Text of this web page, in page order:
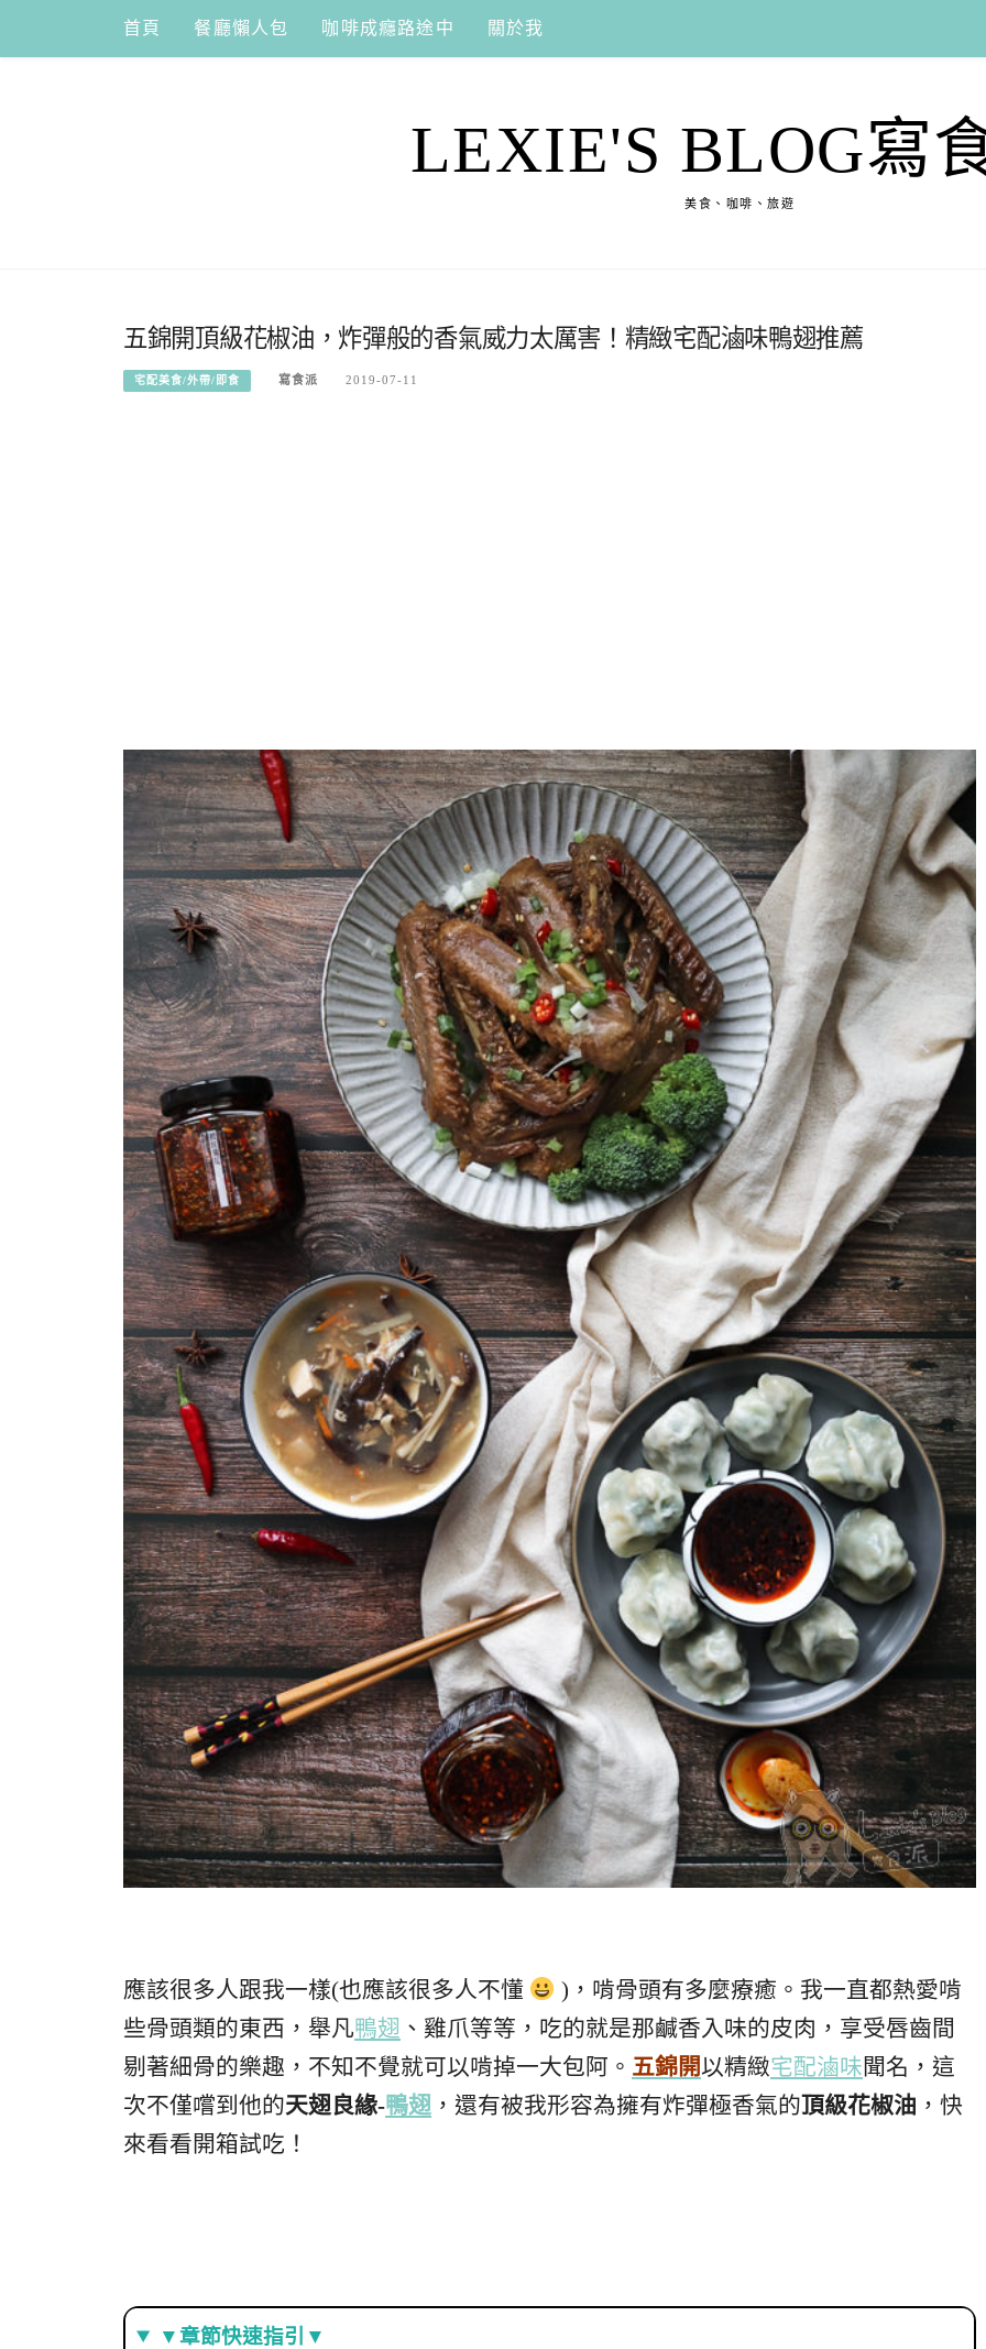
content
首頁 餐廳懶人包 咖啡成癮路途中 關於我
LEXIE'S BLOG寫
美食、咖啡、旅遊
五錦開頂級花椒油，炸彈般的香氣威力太厲害！精緻宅配滷味鴨翅推薦
宅配美食/外帶/即食 寫食派 2019-07-11
應該很多人跟我一樣(也應該很多人不懂
)，啃骨頭有多麼療癒。我一直都熱愛啃
些骨頭類的東西，舉凡鴨翅 、雞爪等等，吃的就是那鹹香入味的皮肉，享受唇齒間
剔著細骨的樂趣，不知不覺就可以啃掉一大包阿。 五錦開以精緻宅配滷味聞名，這
次不僅嚐到他的天翅良緣-鴨翅 ，還有被我形容為擁有炸彈極香氣的頂級花椒油 ，快
來看看開箱試吃！
▼章節快速指引▼